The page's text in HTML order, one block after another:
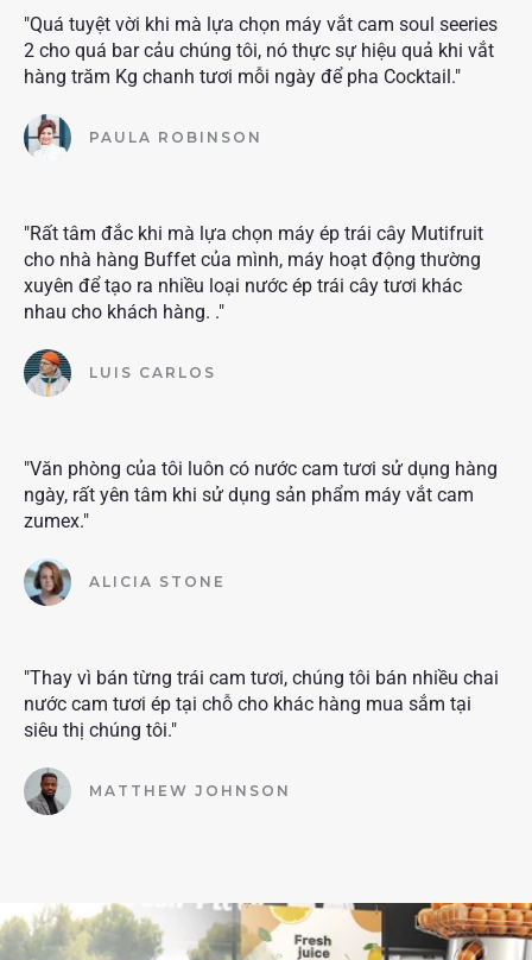
"Quá tuyệt vời khi mà lựa chọn máy vắt cam soul seeries
2 cho quá bar cảu chúng tôi, nó thực sự hiệu quả khi vắt
hàng trăm Kg chanh tươi mỗi ngày để pha Cocktail."
PAULA ROBINSON
"Rất tâm đắc khi mà lựa chọn máy ép trái cây Mutifruit
cho nhà hàng Buffet của mình, máy hoạt động thường
xuyên để tạo ra nhiều loại nước ép trái cây tươi khác
nhau cho khách hàng. ."
LUIS CARLOS
"Văn phòng của tôi luôn có nước cam tươi sử dụng hàng
ngày, rất yên tâm khi sử dụng sản phẩm máy vắt cam
zumex."
ALICIA STONE
"Thay vì bán từng trái cam tươi, chúng tôi bán nhiều chai
nước cam tươi ép tại chỗ cho khác hàng mua sắm tại
siêu thị chúng tôi."
MATTHEW JOHNSON